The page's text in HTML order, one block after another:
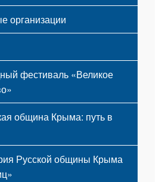
организации
фестиваль «Великое
община Крыма: путь в
Русской общины Крыма